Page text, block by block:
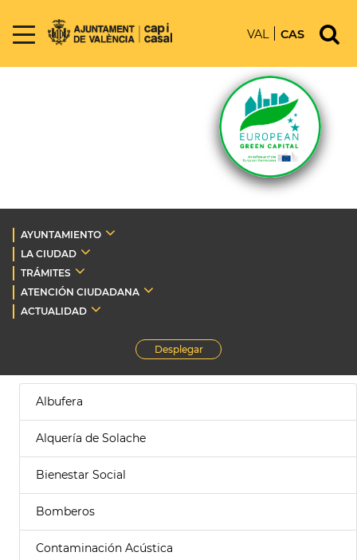
VAL CAS
AYUNTAMIENTO
LA CIUDAD
TRÁMITES
ATENCIÓN CIUDADANA
ACTUALIDAD
Desplegar
Albufera
Alquería de Solache
Bienestar Social
Bomberos
Contaminación Acústica